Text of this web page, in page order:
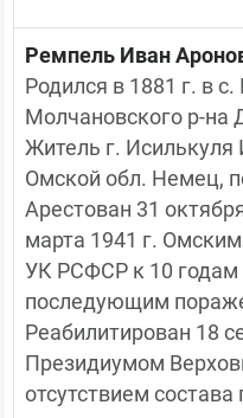
Ремпель Иван
Родился в 1881 г. в с.
Молчановского р-на
Житель г. Исилькуля
Омской обл. Немец,
Арестован 31
марта 1941 г.
УК РСФСР к 10
последующим
Реабилитирован 18
Президиумом
отсутствием